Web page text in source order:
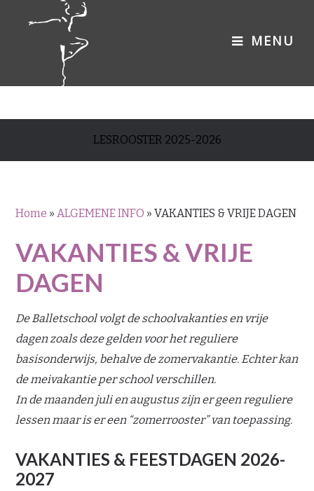
LESROOSTER 2025-2026
Home »ALGEMENE INFO »VAKANTIES & VRIJE DAGEN
VAKANTIES & VRIJE
DAGEN
De Balletschool volgt de schoolvakanties en vrije
dagen zoals deze gelden voor het reguliere
basisonderwijs, behalve de zomervakantie. Echter kan
de meivakantie per school verschillen.
In de maanden juli en augustus zijn er geen reguliere
lessen maar is er een “zomerrooster” van toepassing.
VAKANTIES & FEESTDAGEN 2026-
2027